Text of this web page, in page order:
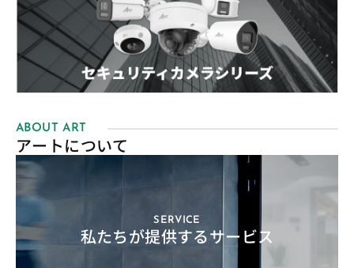
ABOUT ART
アートについて
SERVICE
私たちが提供するサービス